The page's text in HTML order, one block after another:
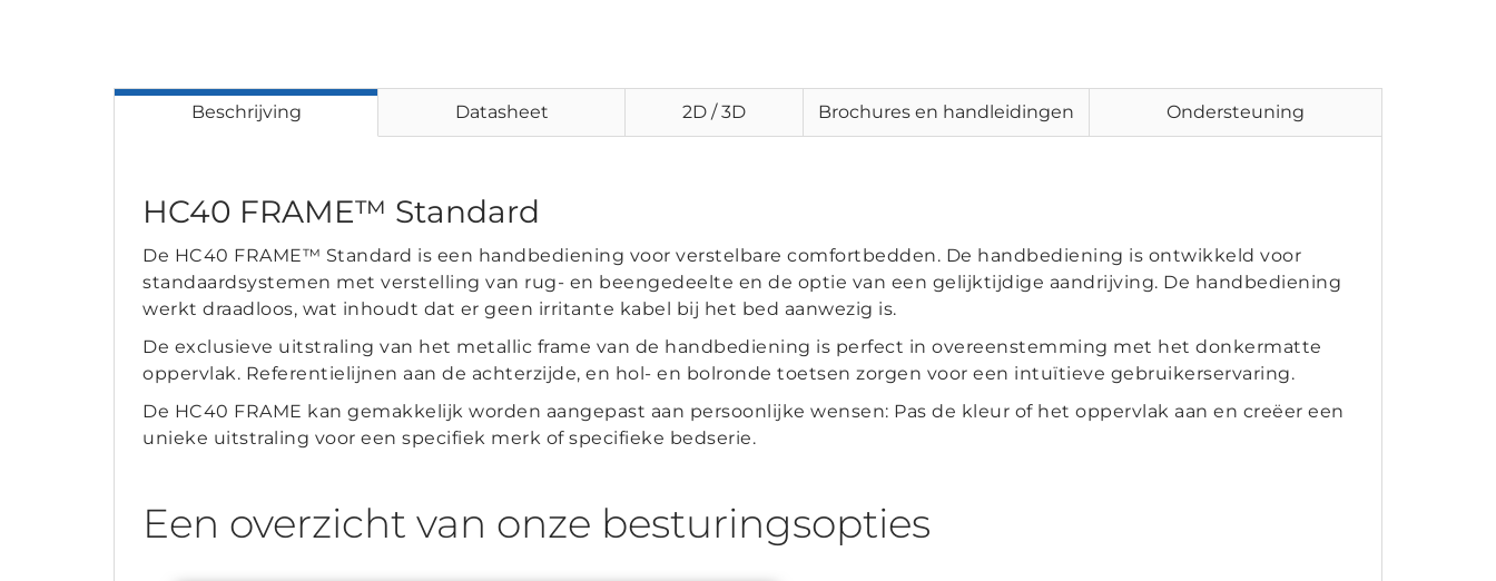
Beschrijving Datasheet 2D / 3D Brochures en handleidingen Ondersteuning
HC40 FRAME™ Standard
De HC40 FRAME™ Standard is een handbediening voor verstelbare comfortbedden. De handbediening is ontwikkeld voor
standaardsystemen met verstelling van rug- en beengedeelte en de optie van een gelijktijdige aandrijving. De handbediening
werkt draadloos, wat inhoudt dat er geen irritante kabel bij het bed aanwezig is.
De exclusieve uitstraling van het metallic frame van de handbediening is perfect in overeenstemming met het donkermatte
oppervlak. Referentielijnen aan de achterzijde, en hol- en bolronde toetsen zorgen voor een intuïtieve gebruikerservaring.
De HC40 FRAME kan gemakkelijk worden aangepast aan persoonlijke wensen: Pas de kleur of het oppervlak aan en creëer een
unieke uitstraling voor een specifiek merk of specifieke bedserie.
Een overzicht van onze besturingsopties